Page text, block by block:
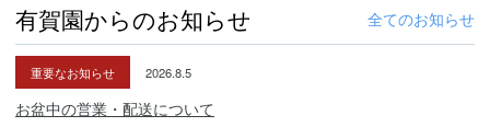
有賀園からのお知らせ 全てのお知らせ
重要なお知らせ 2026.8.5
お盆中の営業・配送について